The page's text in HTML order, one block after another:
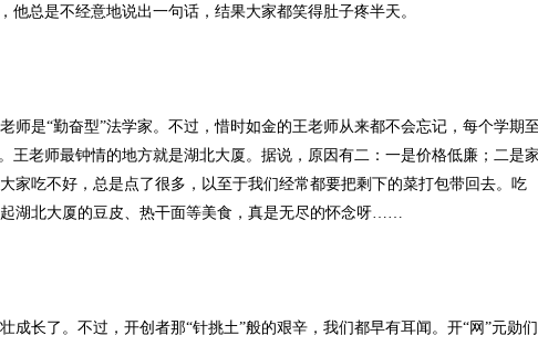
他总是不经意地说出一句话，结果大家都笑得肚子疼半天。
师是“勤奋型”法学家。不过，惜时如金的王老师从来都不会忘记，每个学期
王老师最钟情的地方就是湖北大厦。据说，原因有二：一是价格低廉；二是
家吃不好，总是点了很多，以至于我们经常都要把剩下的菜打包带回去。吃
湖北大厦的豆皮、热干面等美食，真是无尽的怀念呀……
成长了。不过，开创者那“针挑土”般的艰辛，我们都早有耳闻。开“网”元勋们